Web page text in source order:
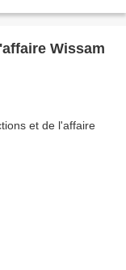
Wissam